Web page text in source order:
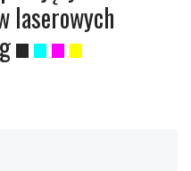
laserowych